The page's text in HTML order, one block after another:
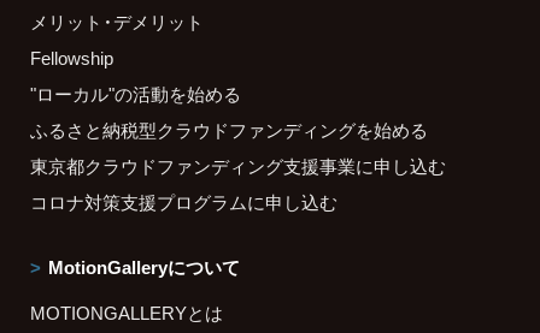
メリット・デメリット
Fellowship
"ローカル"の活動を始める
ふるさと納税型クラウドファンディングを始める
東京都クラウドファンディング支援事業に申し込む
コロナ対策支援プログラムに申し込む
MotionGalleryについて
MOTIONGALLERYとは